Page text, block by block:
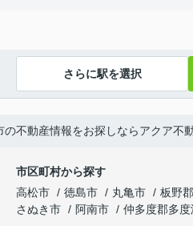
さらに駅を選択
の不動産情報をお探しならアクア不
市区町村から探す
高松市
徳島市 丸亀市 板野
さぬき市
阿南市 仲多度郡多度